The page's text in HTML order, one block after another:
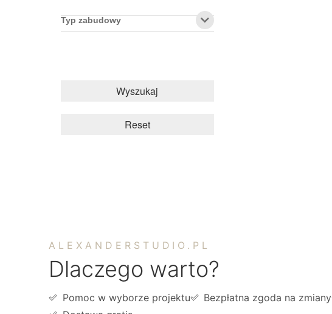
Typ zabudowy
Wyszukaj
Reset
ALEXANDERSTUDIO.PL
Dlaczego warto?
Pomoc w wyborze projektu Bezpłatna zgoda na zmiany